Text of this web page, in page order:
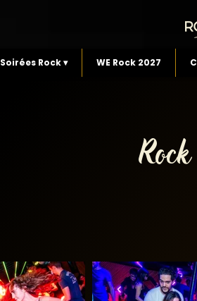
Soirées Rock ▾ WE Rock 2027